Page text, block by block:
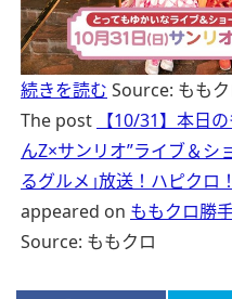
続きを読む Source: もも
The post
【10/31】本日
んZ×サンリオ”ライブ＆シ
るグルメ｣放送！ハピクロ
appeared on ももクロ勝
Source: ももクロ